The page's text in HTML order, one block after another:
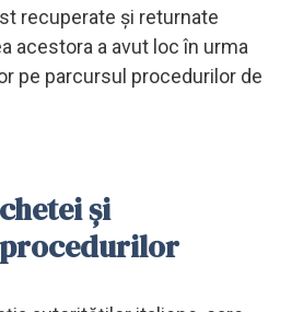
recuperate și returnate
acestora a avut loc în urma
pe parcursul procedurilor de
și